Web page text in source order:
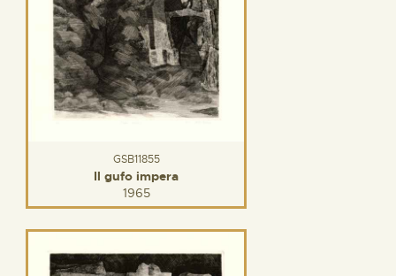
GSB11855
Il gufo impera
1965